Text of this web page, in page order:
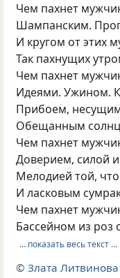
Чем пахнет
Шампанским.
И кругом от этих
Так пахнущих
Чем пахнет
Идеями. Ужином.
Прибоем,
Обещанным
Чем пахнет
Доверием, силой
Мелодией той,
И ласковым
Чем пахнет
Бассейном из роз
… показать весь текст …
©Злата Литвинова